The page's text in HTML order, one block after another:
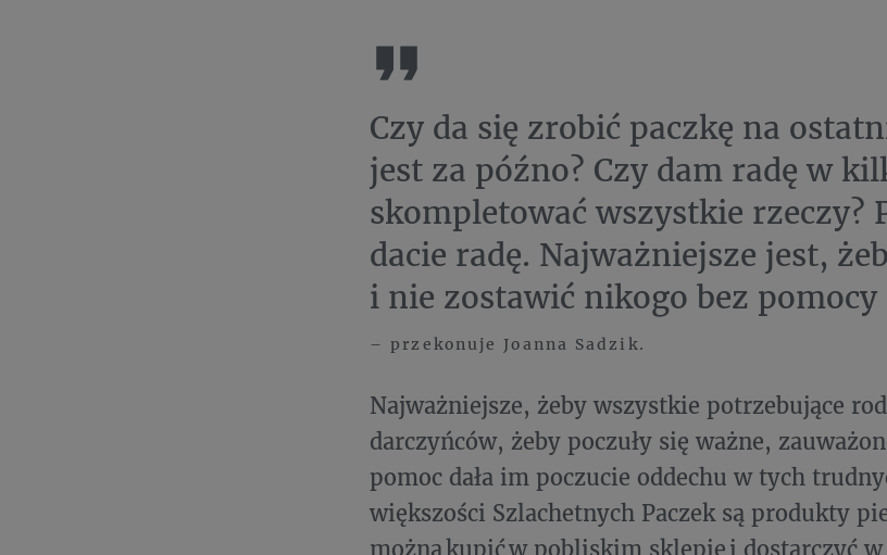
Czy da się zrobić paczkę na
jest za późno? Czy dam radę w
skompletować wszystkie rzeczy?
dacie radę. Najważniejsze jest,
i nie zostawić nikogo bez pomocy
– przekonuje Joanna Sadzik.
Najważniejsze, żeby wszystkie potrzebujące
darczyńców, żeby poczuły się ważne,
pomoc dała im poczucie oddechu w tych
większości Szlachetnych Paczek są produkty
można kupić w pobliskim sklepie i dostarczyć w